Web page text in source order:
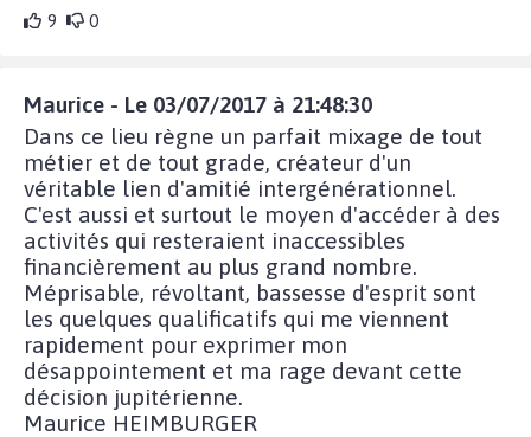
9 0
Maurice - Le 03/07/2017 à 21:48:30
Dans ce lieu règne un parfait mixage de tout
métier et de tout grade, créateur d'un
véritable lien d'amitié intergénérationnel.
C'est aussi et surtout le moyen d'accéder à des
activités qui resteraient inaccessibles
financièrement au plus grand nombre.
Méprisable, révoltant, bassesse d'esprit sont
les quelques qualificatifs qui me viennent
rapidement pour exprimer mon
désappointement et ma rage devant cette
décision jupitérienne.
Maurice HEIMBURGER